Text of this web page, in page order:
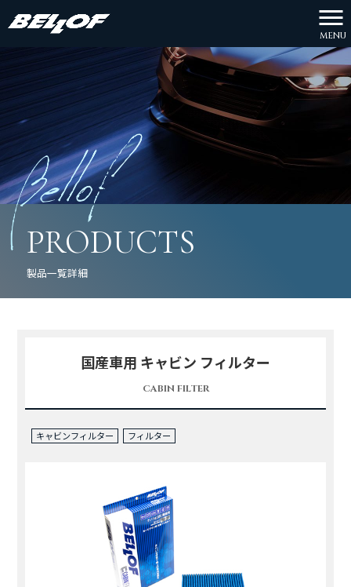
MENU
PRODUCTS
製品一覧詳細
国産車用 キャビン フィルター
CABIN FILTER
キャビンフィルター フィルター